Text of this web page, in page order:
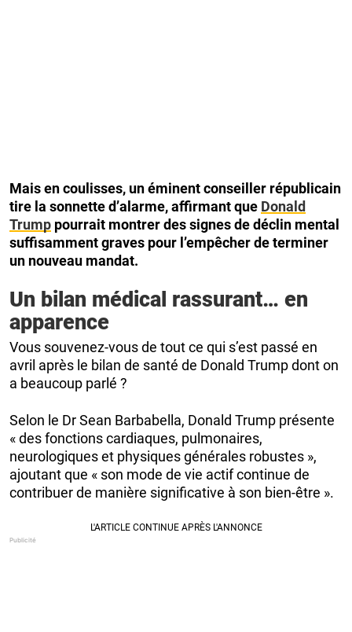
Mais en coulisses, un éminent conseiller républicain
tire la sonnette d’alarme, affirmant que Donald
Trump pourrait montrer des signes de déclin mental
suffisamment graves pour l’empêcher de terminer
un nouveau mandat.
Un bilan médical rassurant… en
apparence
Vous souvenez-vous de tout ce qui s’est passé en
avril après le bilan de santé de Donald Trump dont on
a beaucoup parlé ?
Selon le Dr Sean Barbabella, Donald Trump présente
« des fonctions cardiaques, pulmonaires,
neurologiques et physiques générales robustes »,
ajoutant que « son mode de vie actif continue de
contribuer de manière significative à son bien-être ».